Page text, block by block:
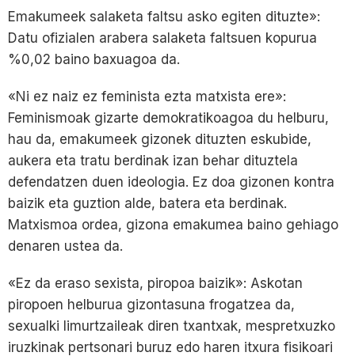
Emakumeek salaketa faltsu asko egiten dituzte»:
Datu ofizialen arabera salaketa faltsuen kopurua
%0,02 baino baxuagoa da.
«Ni ez naiz ez feminista ezta matxista ere»:
Feminismoak gizarte demokratikoagoa du helburu,
hau da, emakumeek gizonek dituzten eskubide,
aukera eta tratu berdinak izan behar dituztela
defendatzen duen ideologia. Ez doa gizonen kontra
baizik eta guztion alde, batera eta berdinak.
Matxismoa ordea, gizona emakumea baino gehiago
denaren ustea da.
«Ez da eraso sexista, piropoa baizik»: Askotan
piropoen helburua gizontasuna frogatzea da,
sexualki limurtzaileak diren txantxak, mespretxuzko
iruzkinak pertsonari buruz edo haren itxura fisikoari